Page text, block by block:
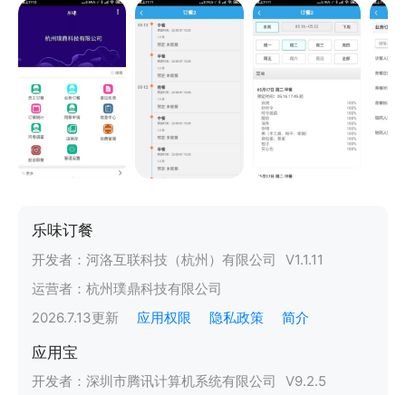
乐味订餐
开发者： 河洛互联科技（杭州）有限公司 V1.1.11
运营者： 杭州璞鼎科技有限公司
2026.7.13更新 应用权限 隐私政策 简介
应用宝
开发者： 深圳市腾讯计算机系统有限公司 V9.2.5